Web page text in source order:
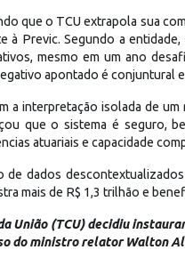
que o TCU extrapola sua
à Previc. Segundo a
mesmo em um ano
apontado é conjuntural
a interpretação isolada de
que o sistema é seguro,
atuariais e capacidade
de dados
mais de R$ 1,3 trilhão e
União (TCU) decidiu
do ministro relator Walton